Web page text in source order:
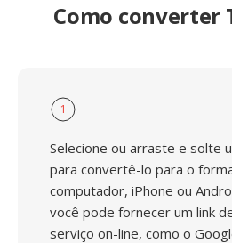
Como converter
1
Selecione ou arraste e solte
para convertê-lo para o
computador, iPhone ou
você pode fornecer um link
serviço on-line, como o